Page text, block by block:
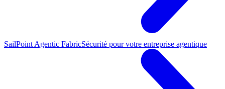
SailPoint Agentic FabricSécurité pour votre entreprise agentique